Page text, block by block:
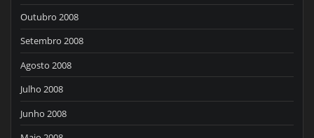
Outubro 2008
Setembro 2008
Agosto 2008
Julho 2008
Junho 2008